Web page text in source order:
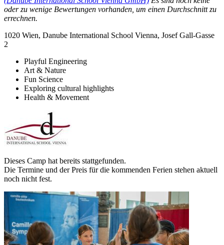
oder zu wenige Bewertungen vorhanden, um einen Durchschnitt zu
errechnen.
1020 Wien, Danube International School Vienna, Josef Gall-Gasse
2
Playful Engineering
Art & Nature
Fun Science
Exploring cultural highlights
Health & Movement
Dieses Camp hat bereits stattgefunden.
Die Termine und der Preis für die kommenden Ferien stehen aktuell
noch nicht fest.